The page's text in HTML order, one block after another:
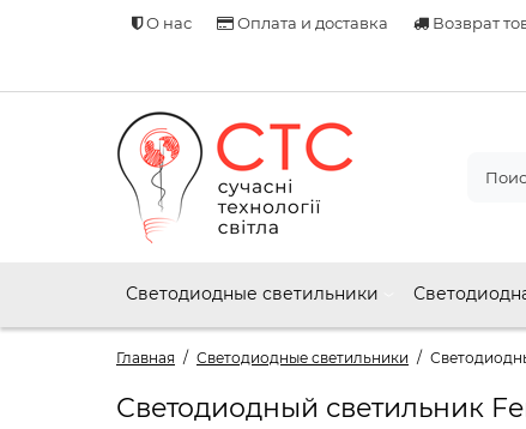
О нас Оплата и доставка Возврат
Светодиодные светильники
Главная Светодиодные светильники
Светодиодный светильник